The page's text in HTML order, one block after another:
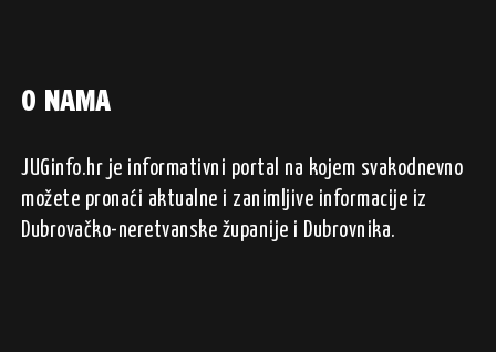
O NAMA
JUGinfo.hr je informativni portal na kojem svakodnevno
možete pronaći aktualne i zanimljive informacije iz
Dubrovačko-neretvanske županije i Dubrovnika.